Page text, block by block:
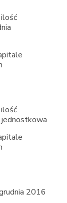
jednostkowa
2016